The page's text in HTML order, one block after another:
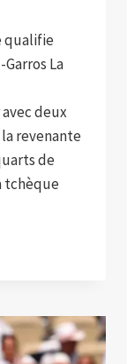
qualifie
La
deux
revenante
de
tchèque